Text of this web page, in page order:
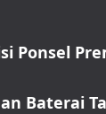
Ponsel
Baterai